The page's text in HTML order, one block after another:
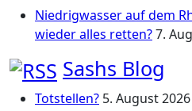
Niedrigwasser auf dem
wieder alles retten?7.
Sashs Blog
Totstellen? 5. August 2026